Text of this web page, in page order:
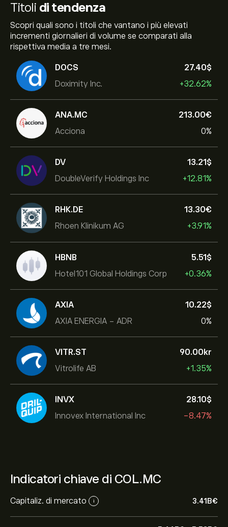
Titoli di tendenza
Scopri quali sono i titoli che vantano i più elevati
incrementi giornalieri di volume se comparati alla
rispettiva media a tre mesi.
DOCS
Doximity Inc.
27.40‎$‎
+32.62%
ANA.MC
Acciona
213.00‎€‎
0%
DV
DoubleVerify Holdings Inc
13.21‎$‎
+12.81%
RHK.DE
Rhoen Klinikum AG
13.30‎€‎
+3.91%
HBNB
Hotel101 Global Holdings Corp
5.51‎$‎
+0.36%
AXIA
AXIA ENERGIA - ADR
10.22‎$‎
0%
VITR.ST
Vitrolife AB
90.00‎kr‎
+1.35%
INVX
Innovex International Inc
28.10‎$‎
-8.47%
Indicatori chiave di COL.MC
Capitaliz. di mercato i 3.41B‎€‎